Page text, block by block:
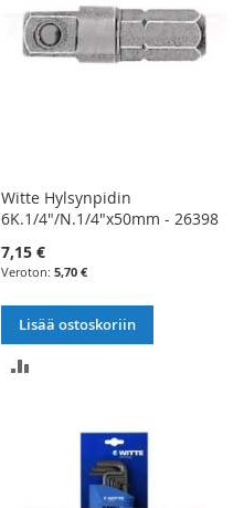
Witte Hylsynpidin
6K.1/4"/N.1/4"x50mm - 26398
7,15 €
5,70 €
Lisää ostoskoriin